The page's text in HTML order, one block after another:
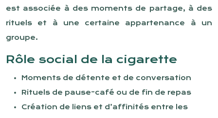
est associée à des moments de partage, à des
rituels et à une certaine appartenance à un
groupe.
Rôle social de la cigarette
Moments de détente et de conversation
Rituels de pause-café ou de fin de repas
Création de liens et d’affinités entre les